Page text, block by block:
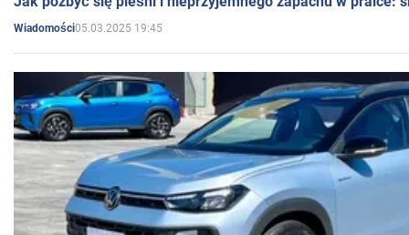
Wiadomości05.03.2025 19:45